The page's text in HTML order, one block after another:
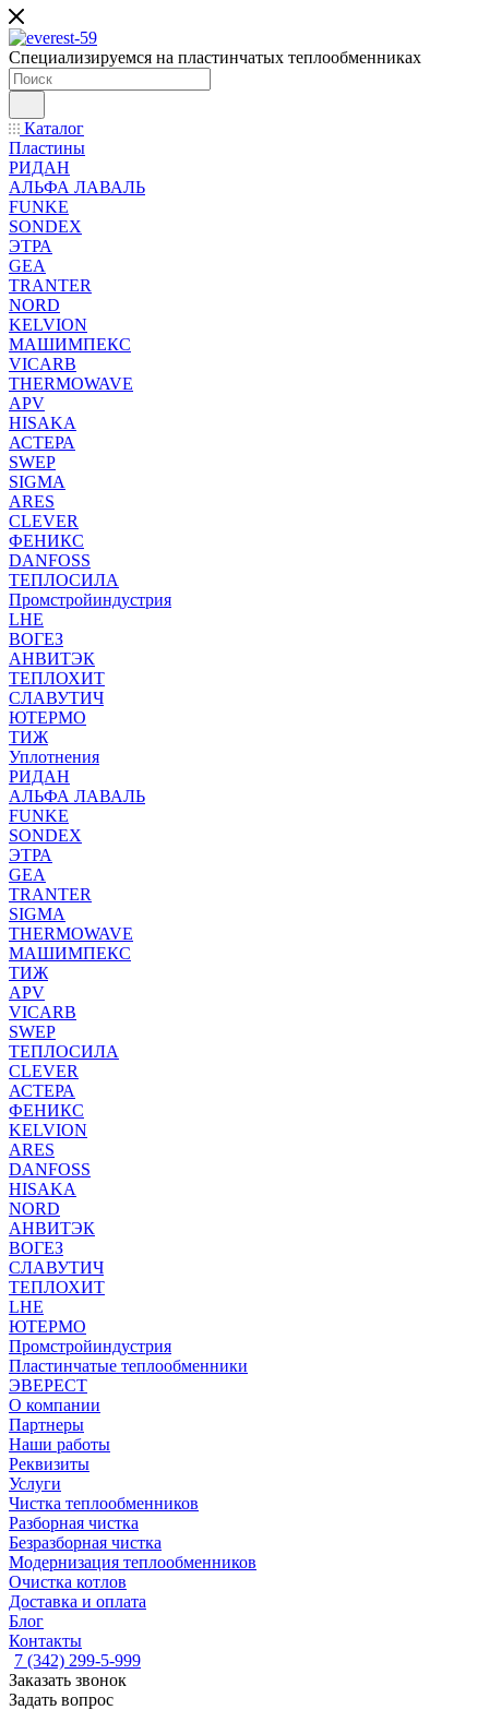
Специализируемся на пластинчатых теплообменниках
Каталог
Пластины
РИДАН
АЛЬФА ЛАВАЛЬ
FUNKE
SONDEX
ЭТРА
GEA
TRANTER
NORD
KELVION
МАШИМПЕКС
VICARB
THERMOWAVE
APV
HISAKA
АСТЕРА
SWEP
SIGMA
ARES
CLEVER
ФЕНИКС
DANFOSS
ТЕПЛОСИЛА
Промстройиндустрия
LHE
ВОГЕЗ
АНВИТЭК
ТЕПЛОХИТ
СЛАВУТИЧ
ЮТЕРМО
ТИЖ
Уплотнения
РИДАН
АЛЬФА ЛАВАЛЬ
FUNKE
SONDEX
ЭТРА
GEA
TRANTER
SIGMA
THERMOWAVE
МАШИМПЕКС
ТИЖ
APV
VICARB
SWEP
ТЕПЛОСИЛА
CLEVER
АСТЕРА
ФЕНИКС
KELVION
ARES
DANFOSS
HISAKA
NORD
АНВИТЭК
ВОГЕЗ
СЛАВУТИЧ
ТЕПЛОХИТ
LHE
ЮТЕРМО
Промстройиндустрия
Пластинчатые теплообменники
ЭВЕРЕСТ
О компании
Партнеры
Наши работы
Реквизиты
Услуги
Чистка теплообменников
Разборная чистка
Безразборная чистка
Модернизация теплообменников
Очистка котлов
Доставка и оплата
Блог
Контакты
7 (342) 299-5-999
Заказать звонок
Задать вопрос